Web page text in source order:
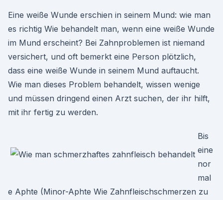
Eine weiße Wunde erschien in seinem Mund: wie man
es richtig Wie behandelt man, wenn eine weiße Wunde
im Mund erscheint? Bei Zahnproblemen ist niemand
versichert, und oft bemerkt eine Person plötzlich,
dass eine weiße Wunde in seinem Mund auftaucht.
Wie man dieses Problem behandelt, wissen wenige
und müssen dringend einen Arzt suchen, der ihr hilft,
mit ihr fertig zu werden.
Bis
eine
nor
mal
e Aphte (Minor-Aphte Wie Zahnfleischschmerzen zu